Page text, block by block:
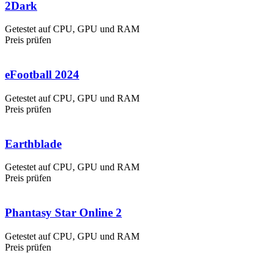
2Dark
Getestet auf CPU, GPU und RAM
Preis prüfen
eFootball 2024
Getestet auf CPU, GPU und RAM
Preis prüfen
Earthblade
Getestet auf CPU, GPU und RAM
Preis prüfen
Phantasy Star Online 2
Getestet auf CPU, GPU und RAM
Preis prüfen